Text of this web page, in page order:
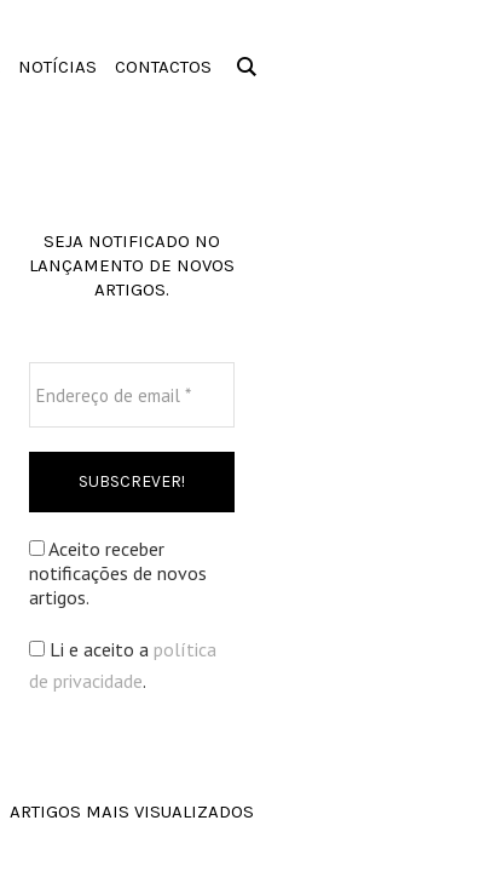
NOTÍCIAS CONTACTOS
SEJA NOTIFICADO NO
LANÇAMENTO DE NOVOS
ARTIGOS.
de
email
*
Aceito receber
notificações de novos
artigos.
Li e aceito a política
de privacidade.
ARTIGOS MAIS VISUALIZADOS